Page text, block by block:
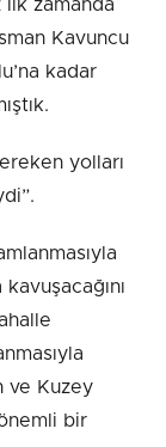
ilk zamanda
Kavuncu
kadar
yolları
ve Kuzey
bir